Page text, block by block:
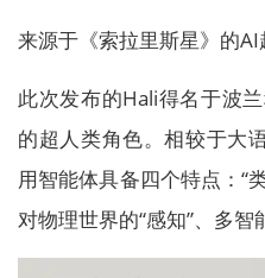
来源于《索拉里斯星》的AI
此次发布的Hali得名于波
的超人类角色。相较于大
用智能体具备四个特点：“
对物理世界的“感知”、多智